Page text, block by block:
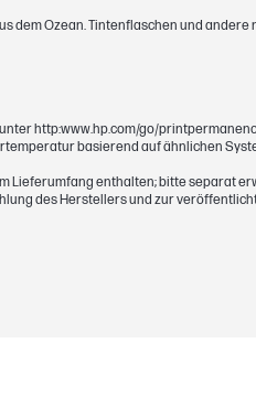
dem Ozean. Tintenflaschen und
http:www.hp.com/go/
basierend auf ähnlichen
Lieferumfang enthalten; bitte separat
des Herstellers und zur